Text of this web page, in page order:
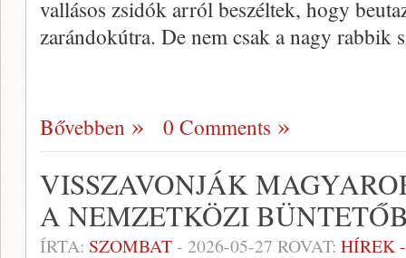
vallásos zsidók arról beszéltek, hogy
zarándokútra. De nem csak a nagy rabbik
Bővebben 0 Comments
VISSZAVONJÁK
A NEMZETKÖZI
ÍRTA: SZOMBAT- 2026-05-27 ROVAT: HÍREK